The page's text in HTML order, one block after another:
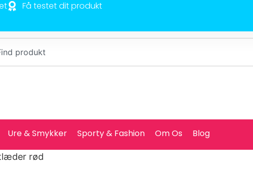
Få testet dit produkt
Ure & Smykker Sporty & Fashion Om Os Blog
rød